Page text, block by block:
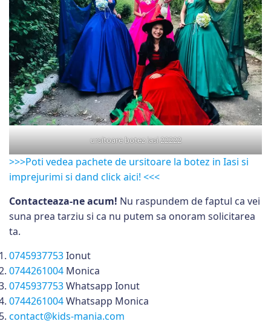
ursitoare botez iasi 22222
>>>Poti vedea pachete de ursitoare la botez in Iasi si
imprejurimi si dand click aici! <<<
Contacteaza-ne acum! Nu raspundem de faptul ca vei
suna prea tarziu si ca nu putem sa onoram solicitarea
ta.
0745937753Ionut
0744261004 Monica
0745937753Whatsapp Ionut
0744261004Whatsapp Monica
contact@kids-mania.com